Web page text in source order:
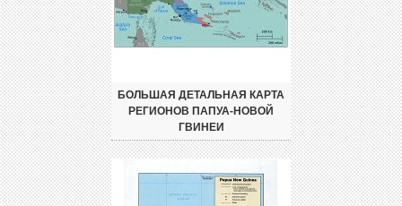
БОЛЬШАЯ ДЕТАЛЬНАЯ КАРТА
РЕГИОНОВ ПАПУА-НОВОЙ
ГВИНЕИ